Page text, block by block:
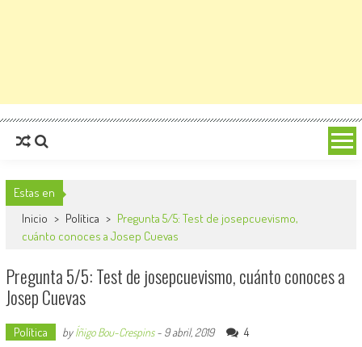
Estas en
Inicio > Política > Pregunta 5/5: Test de josepcuevismo,
cuánto conoces a Josep Cuevas
Pregunta 5/5: Test de josepcuevismo, cuánto conoces a
Josep Cuevas
Política byÍñigo Bou-Crespins- 9 abril, 2019 4